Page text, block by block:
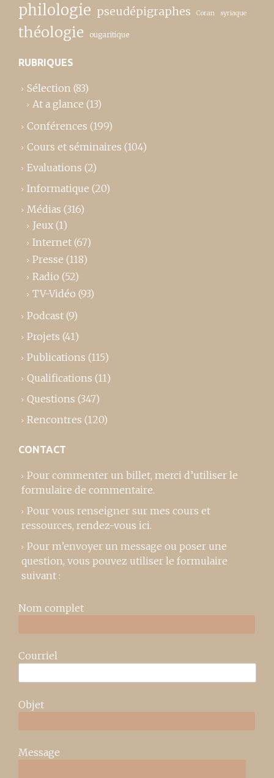
philologie pseudépigraphes Coran syriaque
théologie ougaritique
RUBRIQUES
Sélection (83)
At a glance (13)
Conférences (199)
Cours et séminaires (104)
Evaluations (2)
Informatique (20)
Médias (316)
Jeux (1)
Internet (67)
Presse (118)
Radio (52)
TV-Vidéo (93)
Podcast (9)
Projets (41)
Publications (115)
Qualifications (11)
Questions (347)
Rencontres (120)
CONTACT
Pour commenter un billet, merci d’utiliser le
formulaire de commentaire.
Pour vous renseigner sur mes cours et
ressources, rendez-vous ici.
Pour m’envoyer un message ou poser une
question, vous pouvez utiliser le formulaire
suivant :
Nom complet
Courriel
Objet
Message